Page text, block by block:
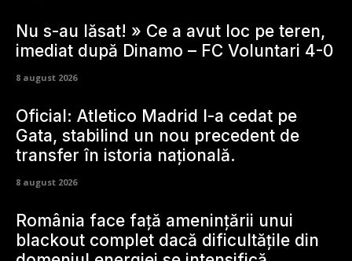
Nu s-au lăsat! » Ce a avut loc pe teren,
imediat după Dinamo – FC Voluntari 4-0
8 august 2026
Oficial: Atletico Madrid l-a cedat pe
Gata, stabilind un nou precedent de
transfer în istoria națională.
8 august 2026
România face față amenințării unui
blackout complet dacă dificultățile din